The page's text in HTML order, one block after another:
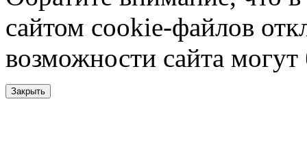
сайтом cookie-файлов
возможности сайта
Закрыть